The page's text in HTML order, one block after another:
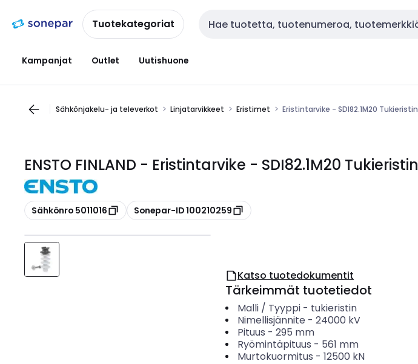
navigointiinsisältöönTuotekategoriat Haku
Kampanjat Outlet Uutishuone
Sähkönjakelu- ja televerkot Linjatarvikkeet Eristimet Eristintarvike - SDI82.1M20 Tukieristin
ENSTO FINLAND - Eristintarvike - SDI82.1M20 Tukieristin
Kopioi
Sähkönro 5011016 Kopioi
Sonepar-ID 100210259
Katso tuotedokumentit
Tärkeimmät tuotetiedot
Malli / Tyyppi- tukieristin
Nimellisjännite - 24000 kV
Pituus - 295 mm
Ryömintäpituus - 561 mm
Murtokuormitus - 12500 kN